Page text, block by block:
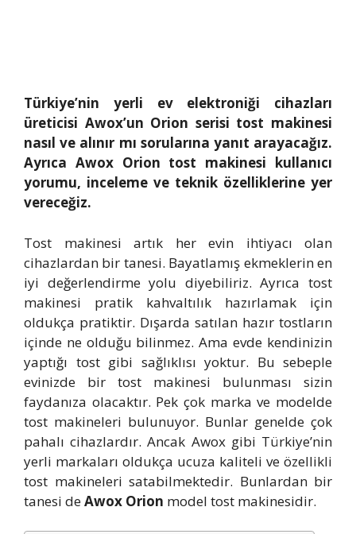
Türkiye’nin yerli ev elektroniği cihazları
üreticisi Awox’un Orion serisi tost makinesi
nasıl ve alınır mı sorularına yanıt arayacağız.
Ayrıca Awox Orion tost makinesi kullanıcı
yorumu, inceleme ve teknik özelliklerine yer
vereceğiz.
Tost makinesi artık her evin ihtiyacı olan
cihazlardan bir tanesi. Bayatlamış ekmeklerin en
iyi değerlendirme yolu diyebiliriz. Ayrıca tost
makinesi pratik kahvaltılık hazırlamak için
oldukça pratiktir. Dışarda satılan hazır tostların
içinde ne olduğu bilinmez. Ama evde kendinizin
yaptığı tost gibi sağlıklısı yoktur. Bu sebeple
evinizde bir tost makinesi bulunması sizin
faydanıza olacaktır. Pek çok marka ve modelde
tost makineleri bulunuyor. Bunlar genelde çok
pahalı cihazlardır. Ancak Awox gibi Türkiye’nin
yerli markaları oldukça ucuza kaliteli ve özellikli
tost makineleri satabilmektedir. Bunlardan bir
tanesi deAwox Orion model tost makinesidir.